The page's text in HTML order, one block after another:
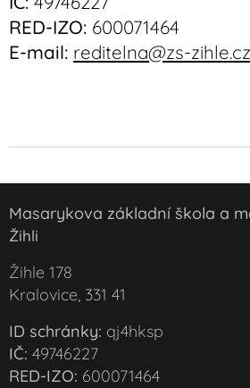
RED-IZO: 600071464
E-mail: reditelna@zs-zihle.cz
Masarykova základní škola a
Žihli
Žihle 178
Kralovice, 331 41
ID schránky: qj4hksp
IČ: 49746227
RED-IZO: 600071464